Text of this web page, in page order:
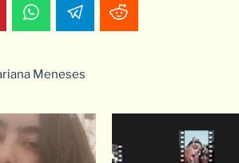
Meneses